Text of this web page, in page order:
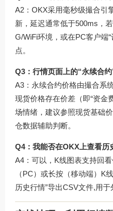
A2：OKX采用毫秒级撮合引
新，延迟通常低于500ms，
G/WiFi环境，或在PC客户端
点。
Q3：行情页面上的“永续合
A3：永续合约价格由撮合系
现货价格存在价差（即“资金
场情绪，建议参照现货基础
仓数据辅助判断。
Q4：我能否在OKX上查看历
A4：可以，K线图表支持回
（PC）或长按（移动端）K
历史行情”导出CSV文件,用于